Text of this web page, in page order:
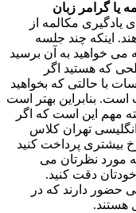
یا گرامر زبان
یادگیری مکالمه از
اینکه چند جلسه
خواهید به آن برسید
که هستید اگر
با حالتی که بخواهید
است. بنابراین بهتر است
مهم این است که اگر
تهران کلاس
بیشتری پرداخت کنید
مورد نظرتان می
دقت کنید.
حضور دارند که در
هستند.